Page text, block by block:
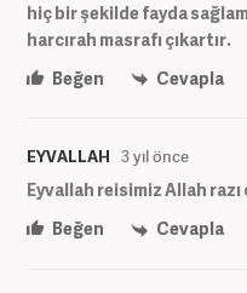
hiç bir şekilde fayda
harcırah masrafı çıkartır.
Beğen
Cevapla
EYVALLAH 3 yıl önce
Eyvallah reisimiz Allah
Beğen
Cevapla